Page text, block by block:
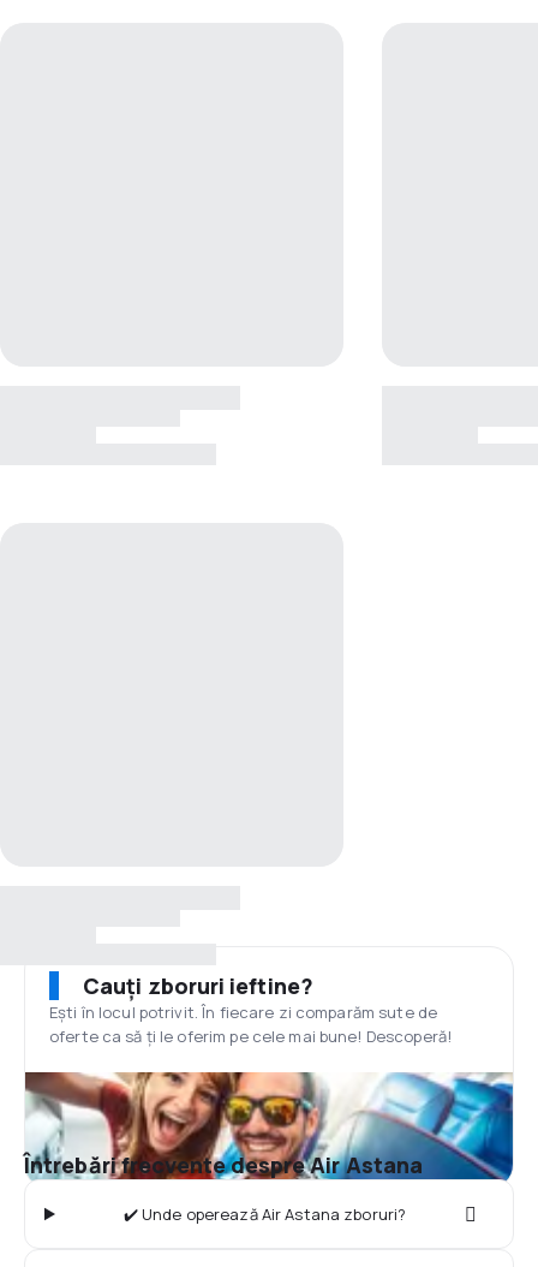
Cauți zboruri ieftine?
Ești în locul potrivit. În fiecare zi comparăm sute de
oferte ca să ți le oferim pe cele mai bune! Descoperă!
Întrebări frecvente despre Air Astana
✔️ Unde operează Air Astana zboruri?